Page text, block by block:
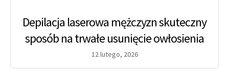
Depilacja laserowa mężczyzn skuteczny
sposób na trwałe usunięcie owłosienia
12 lutego, 2026